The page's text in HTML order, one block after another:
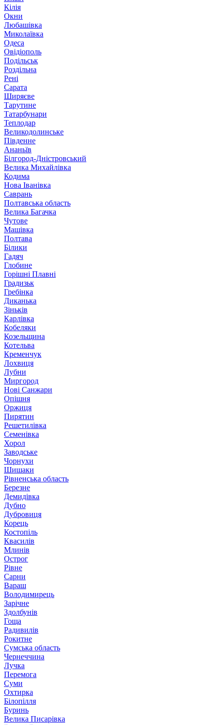
Кілія
Окни
Любашівка
Миколаївка
Одеса
Овідіополь
Подільськ
Роздільна
Рені
Сарата
Ширяєве
Тарутине
Татарбунари
Теплодар
Великодолинське
Південне
Ананьїв
Білгород-Дністровський
Велика Михайлівка
Кодима
Нова Іванівка
Саврань
Полтавська область
Велика Багачка
Чутове
Машівка
Полтава
Білики
Гадяч
Глобине
Горішні Плавні
Градизьк
Гребінка
Диканька
Зіньків
Карлівка
Кобеляки
Козельщина
Котельва
Кременчук
Лохвиця
Лубни
Миргород
Нові Санжари
Опішня
Оржиця
Пирятин
Решетилівка
Семенівка
Хорол
Заводське
Чорнухи
Шишаки
Рівненська область
Березне
Демидівка
Дубно
Дубровиця
Корець
Костопіль
Квасилів
Млинів
Острог
Рівне
Сарни
Вараш
Володимирець
Зарічне
Здолбунів
Гоща
Радивилів
Рокитне
Сумська область
Чернеччина
Лучка
Перемога
Суми
Охтирка
Білопілля
Буринь
Велика Писарівка